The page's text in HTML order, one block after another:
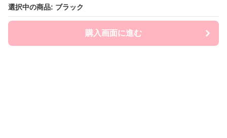
選択中の商品: ブラック
購入画面に進む
選択中の商品: ブラック
購入画面に進む